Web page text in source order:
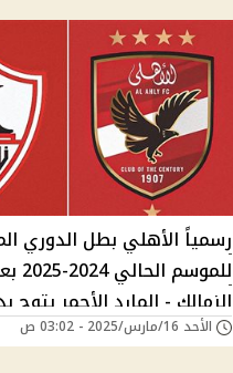
رسمياً الأهلي بطل الدوري
الزمالك - المارد الأحمر
الكرة الطائرة ماذا حدث؟
الأحد 16/مارس/2025 - 03:02 ص